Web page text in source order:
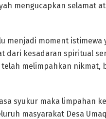
mengucapkan selamat
menjadi moment istimewa
dari kesadaran spiritual
telah melimpahkan nikmat,
syukur maka limpahan
masyarakat Desa